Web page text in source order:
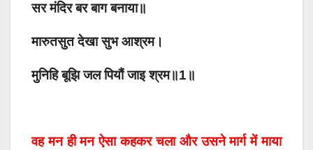
सर मंदिर बर बाग बनाया॥
मारुतसुत देखा सुभ आश्रम।
मुनिहि बूझि जल पियौं जाइ श्रम॥1॥
वह मन ही मन ऐसा कहकर चला और उसने मार्ग में माया